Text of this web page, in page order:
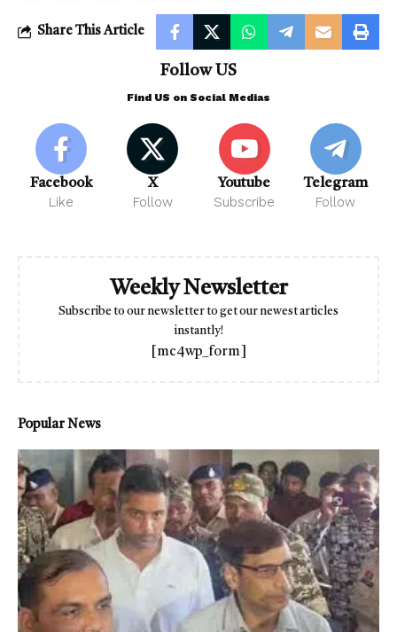
Share This Article
Follow US
Find US on Social Medias
Facebook
Like
X
Follow
Youtube
Subscribe
Telegram
Follow
Weekly Newsletter
Subscribe to our newsletter to get our newest articles
instantly!
[mc4wp_form]
Popular News